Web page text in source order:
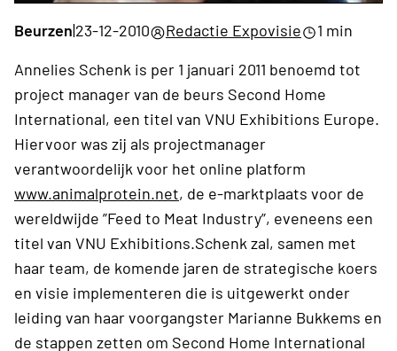
Beurzen|23-12-2010 Redactie Expovisie
1 min
Annelies Schenk is per 1 januari 2011 benoemd tot
project manager van de beurs Second Home
International, een titel van VNU Exhibitions Europe.
Hiervoor was zij als projectmanager
verantwoordelijk voor het online platform
www.animalprotein.net, de e-marktplaats voor de
wereldwijde ”Feed to Meat Industry”, eveneens een
titel van VNU Exhibitions.Schenk zal, samen met
haar team, de komende jaren de strategische koers
en visie implementeren die is uitgewerkt onder
leiding van haar voorgangster Marianne Bukkems en
de stappen zetten om Second Home International